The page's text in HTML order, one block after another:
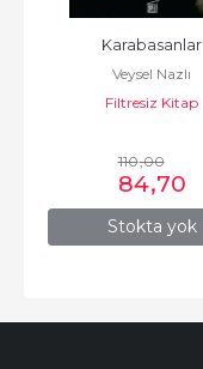
Stokta yok
Karabasanlar
Veysel Nazlı
Filtresiz Kitap
110,00
84,70